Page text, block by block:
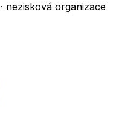
nezisková organizace